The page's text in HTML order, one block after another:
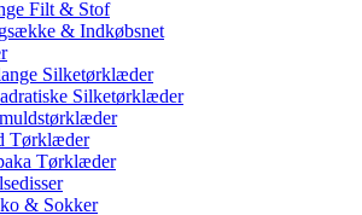
Filt & Stof
& Indkøbsnet
Silketørklæder
Silketørklæder
Tørklæder
Tørklæder
& Sokker